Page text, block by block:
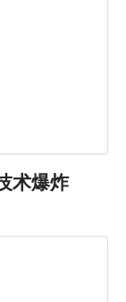
术爆炸